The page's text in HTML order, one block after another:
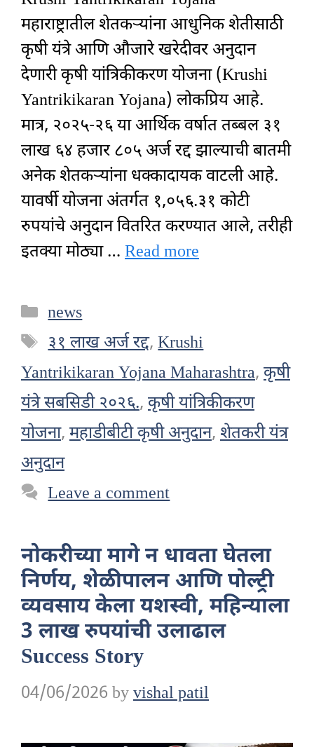
महाराष्ट्रातील शेतकऱ्यांना आधुनिक शेतीसाठी
कृषी यंत्रे आणि औजारे खरेदीवर अनुदान
देणारी कृषी यांत्रिकीकरण योजना (Krushi
Yantrikikaran Yojana) लोकप्रिय आहे.
मात्र, २०२५-२६ या आर्थिक वर्षात तब्बल ३१
लाख ६४ हजार ८०५ अर्ज रद्द झाल्याची बातमी
अनेक शेतकऱ्यांना धक्कादायक वाटली आहे.
यावर्षी योजना अंतर्गत १,०५६.३१ कोटी
रुपयांचे अनुदान वितरित करण्यात आले, तरीही
इतक्या मोठ्या … Read more
Categories
news
Tags
३१ लाख अर्ज रद्द,Krushi
Yantrikikaran Yojana Maharashtra, कृषी
यंत्रे सबसिडी २०२६., कृषी यांत्रिकीकरण
योजना, महाडीबीटी कृषी अनुदान, शेतकरी यंत्र
अनुदान
Leave a comment
नोकरीच्या मागे न धावता घेतला
निर्णय, शेळीपालन आणि पोल्ट्री
व्यवसाय केला यशस्वी, महिन्याला
3 लाख रुपयांची उलाढाल
Success Story
04/06/2026 byvishal patil